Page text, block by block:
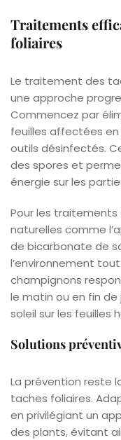
Traitements
foliaires
Le traitement des
une approche
Commencez par
feuilles affectées
outils désinfectés.
des spores et
énergie sur les
Pour les traitements
naturelles comme
de bicarbonate de
l’environnement
champignons
le matin ou en fin de
soleil sur les feuilles
Solutions
La prévention reste
taches foliaires.
en privilégiant un
des plants, évitant